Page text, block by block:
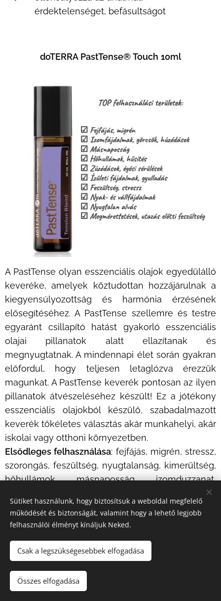
érdektelenséget, befásultságot
doTERRA PastTense®Touch 10ml
A PastTense olyan esszenciális olajok egyedülálló
keveréke, amelyek köztudottan hozzájárulnak a
kiegyensúlyozottság és harmónia érzésének
elősegítéséhez. A PastTense szellemre és testre
egyaránt csillapító hatást gyakorló esszenciális
olajai pillanatok alatt ellazítanak és
megnyugtatnak. A mindennapi élet során gyakran
előfordul, hogy teljesen letaglózva érezzük
magunkat. A PastTense keverék pontosan az ilyen
pillanatok átvészeléséhez készült! Ez a jótékony
esszenciális olajokból készülő, szabadalmazott
keverék tökéletes választás akár munkahelyi, akár
iskolai vagy otthoni környezetben.
Elsődleges felhasználása: fejfájás, migrén, stressz,
szorongás, feszültség, nyugtalanság, kimerültség,
hőhullámok, másnaposság, izomduzzanat,
doTERRA Peace® Touch 10ml
Sütiket használunk, hogy biztosítsuk a weboldal megfelelő
működését és biztonságát, valamint hogy a lehető legjobb
felhasználói élményt kínáljuk Neked.
Csak a legszükségesebbek elfogadása
Összes elfogadása